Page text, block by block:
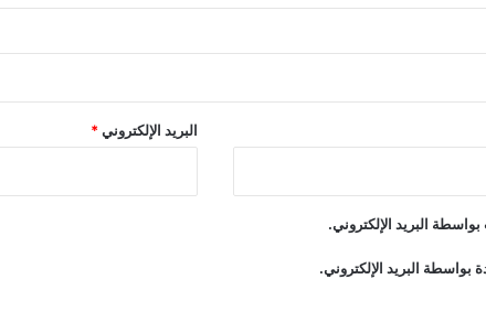
البريد الإلكتروني*
بواسطة البريد الإلكتروني.
بواسطة البريد الإلكتروني.